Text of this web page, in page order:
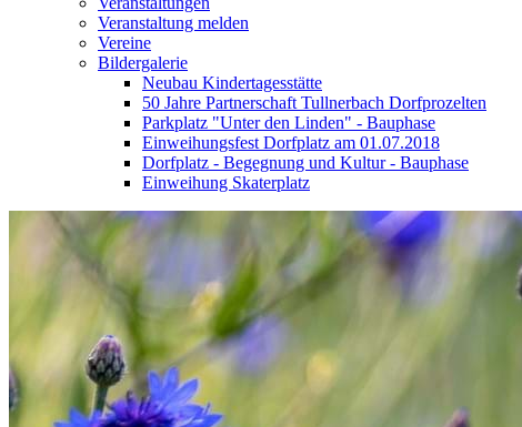
Veranstaltung melden
Vereine
Bildergalerie
Neubau Kindertagesstätte
50 Jahre Partnerschaft Tullnerbach Dorfprozelten
Parkplatz "Unter den Linden" - Bauphase
Einweihungsfest Dorfplatz am 01.07.2018
Dorfplatz - Begegnung und Kultur - Bauphase
Einweihung Skaterplatz